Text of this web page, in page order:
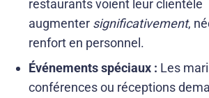
restaurants voient leur clientèle
augmenter significativement,
renfort en personnel.
Événements spéciaux : Les
conférences ou réceptions